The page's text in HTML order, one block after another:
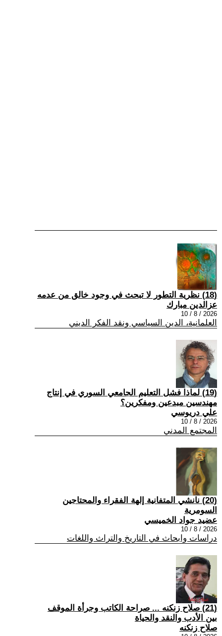
(18) نظرية التطور لا تبحث في وجود خالق من عدمه
عزالدين مبارك
2026 / 8 / 10
العلمانية، الدين السياسي ونقد الفكر الديني
(19) لماذا فشل التعليم الجامعي السوري في إنتاج
مهندسين مبدعين ومفكرين؟
علي دريوسي
2026 / 8 / 10
المجتمع المدني
(20) نانشي المتفانية إلهة الفقراء والمحتاجين
السومرية
عضيد جواد الخميسي
2026 / 8 / 10
دراسات وابحاث في التاريخ والتراث واللغات
(21) صلاح زنكنه ... صراحة الكاتب وجرأة الموقف
بين الأدب والنقد والحياة
صلاح زنكنه